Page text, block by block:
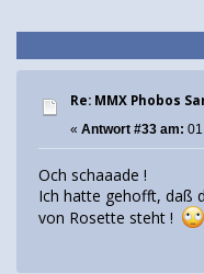
Re: MMX Phobos
« Antwort #33 am:
Och schaaade !
Ich hatte gehofft, daß
von Rosette steht !